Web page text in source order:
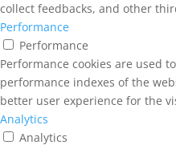
collect feedbacks, and other
Performance
Performance
Performance cookies are used
performance indexes of the
better user experience for the
Analytics
Analytics